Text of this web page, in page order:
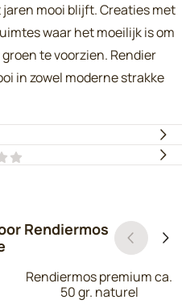
mooi blijft. Creaties met
waar het moeilijk is om
te voorzien. Rendier
in zowel moderne strakke
Rendiermos
Rendiermos premium ca.
50 gr. naturel